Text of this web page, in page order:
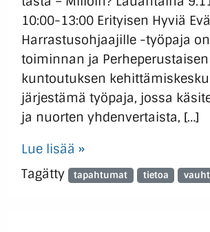
10:00-13:00 Erityisen Hyviä
Harrastusohjaajille -työpaja on
toiminnan ja Perheperustaisen
kuntoutuksen
järjestämä työpaja, jossa
ja nuorten yhdenvertaista, […]
Lue lisää »
Tagätty
tapahtumat tietoa